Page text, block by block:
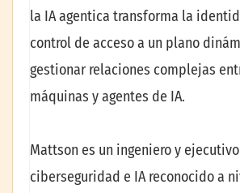
la IA agentica transforma la
control de acceso a un plano
gestionar relaciones complejas
máquinas y agentes de IA.
Mattson es un ingeniero y
ciberseguridad e IA reconocido a